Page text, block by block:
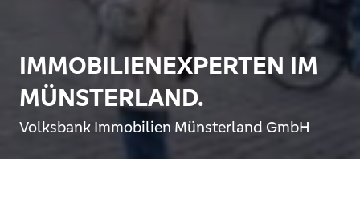
IMMOBILIENEXPERTEN IM
MÜNSTERLAND.
Volksbank Immobilien Münsterland GmbH